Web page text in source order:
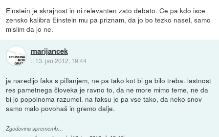
Einstein je skrajnost in ni relevanten zato debato. Ce pa kdo isce
zensko kalibra Einstein mu pa priznam, da jo bo tezko nasel, samo
mislim da jo ne.
marijancek
:: 13. jan 2012, 19:44
ja naredijo faks s piflanjem, ne pa tako kot bi ga bilo treba. lastnost
res pametnega človeka je ravno to, da ne more mimo teme, ne da
bi jo popolnoma razumel. na faksu je pa vse tako, da neko snov
samo malo povohaš in gremo dalje.
Zgodovina sprememb…